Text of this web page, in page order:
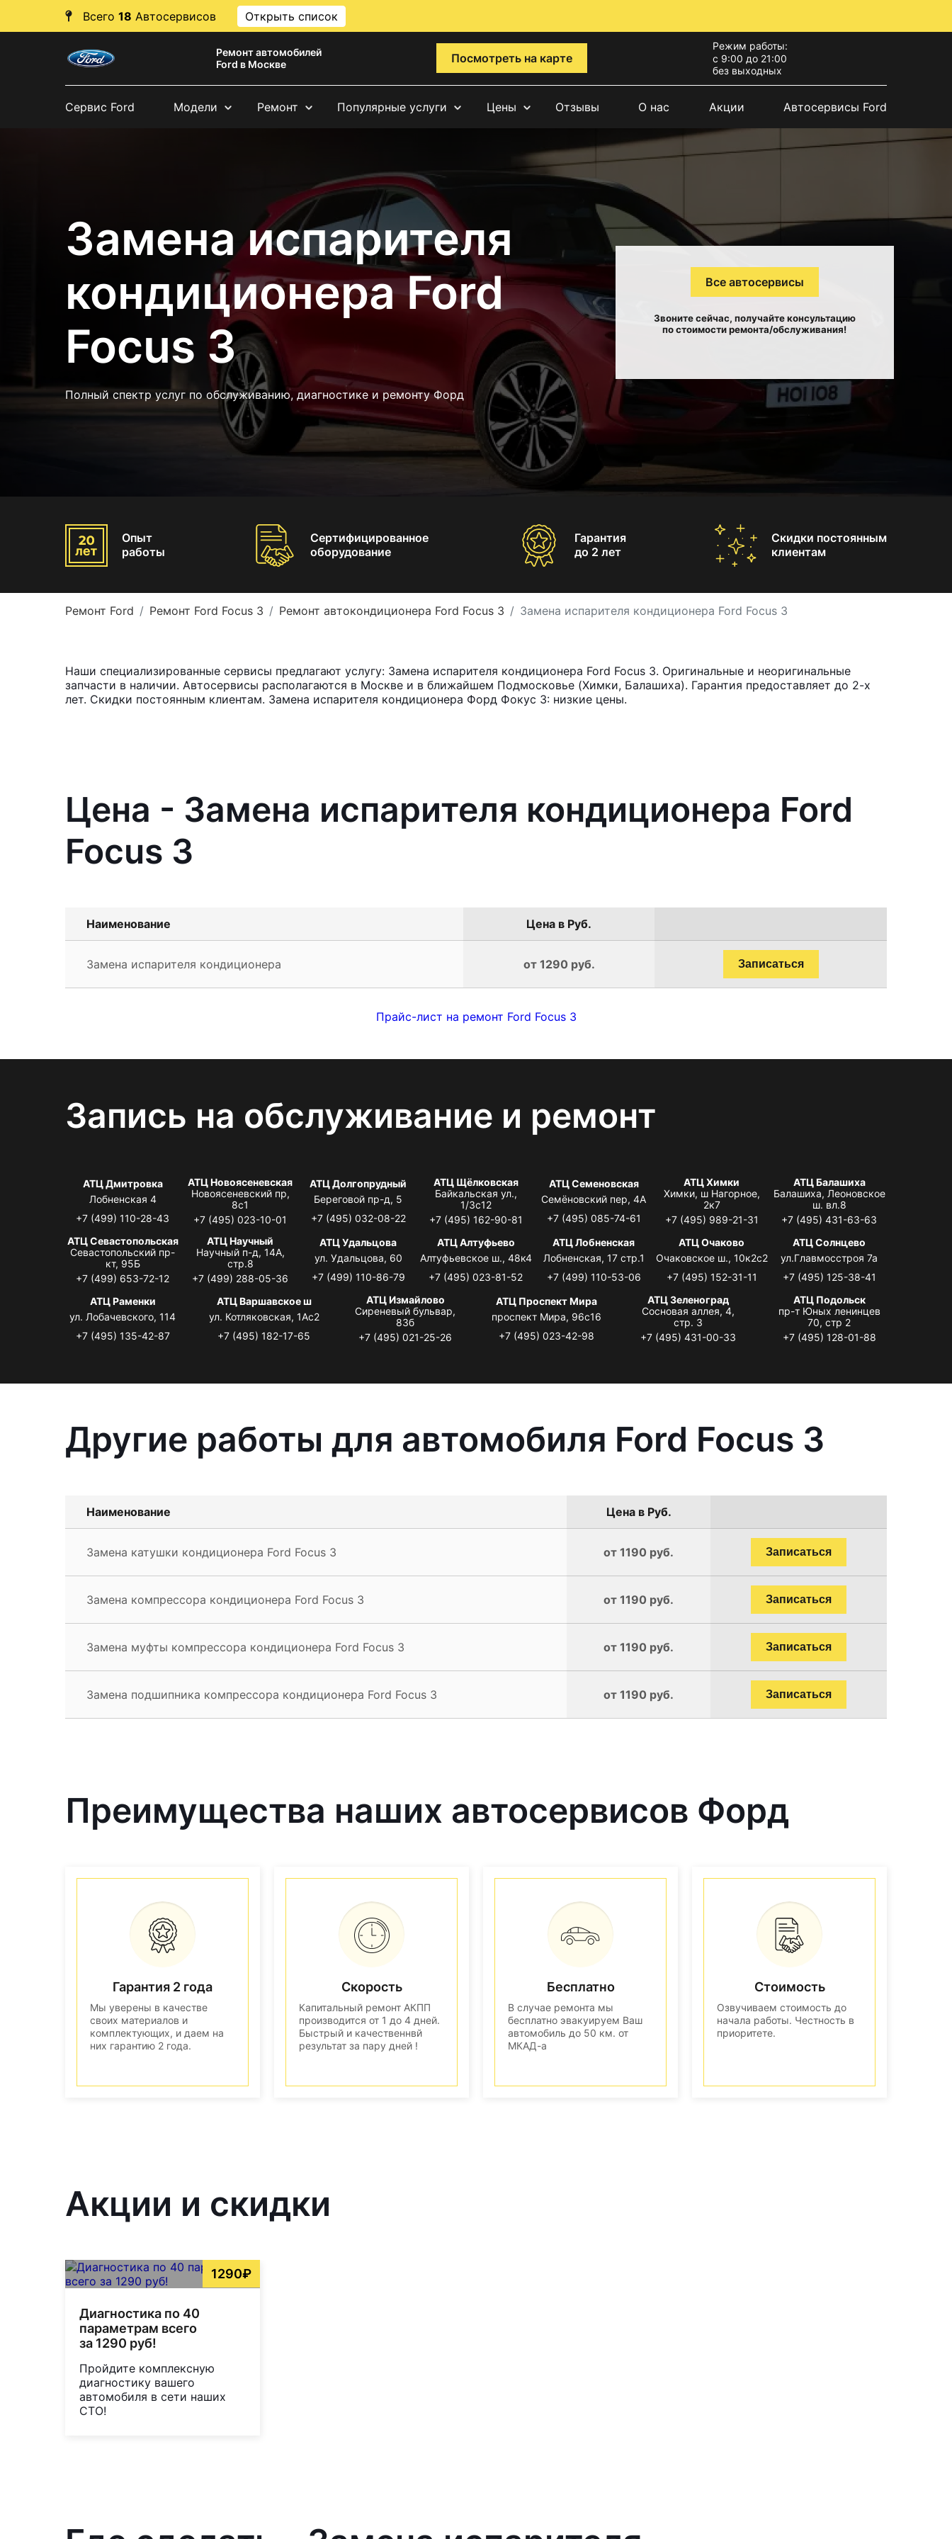
Всего 18 Автосервисов Открыть список
Ремонт автомобилей
Ford в Москве
Посмотреть на карте
Режим работы:
с 9:00 до 21:00
без выходных
Сервис Ford Модели Ремонт Популярные услуги Цены Отзывы О нас Акции Автосервисы Ford
Замена испарителя
кондиционера Ford
Focus 3
Полный спектр услуг по обслуживанию, диагностике и ремонту Форд
Все автосервисы
Звоните сейчас, получайте консультацию
по стоимости ремонта/обслуживания!
Опыт
работы
Сертифицированное
оборудование
Гарантия
до 2 лет
Скидки постоянным
клиентам
Ремонт Ford Ремонт Ford Focus 3 Ремонт автокондиционера Ford Focus 3 Замена испарителя кондиционера Ford Focus 3
Наши специализированные сервисы предлагают услугу: Замена испарителя кондиционера Ford Focus 3. Оригинальные и неоригинальные
запчасти в наличии. Автосервисы располагаются в Москве и в ближайшем Подмосковье (Химки, Балашиха). Гарантия предоставляет до 2-х
лет. Скидки постоянным клиентам. Замена испарителя кондиционера Форд Фокус 3: низкие цены.
Цена - Замена испарителя кондиционера Ford
Focus 3
Наименование Цена в Руб.
Замена испарителя кондиционера от 1290 руб. Записаться
Прайс-лист на ремонт Ford Focus 3
Запись на обслуживание и ремонт
АТЦ Дмитровка
Лобненская 4
+7 (499) 110-28-43
АТЦ Новоясеневская
Новоясеневский пр,
8с1
+7 (495) 023-10-01
АТЦ Долгопрудный
Береговой пр-д, 5
+7 (495) 032-08-22
АТЦ Щёлковская
Байкальская ул.,
1/3с12
+7 (495) 162-90-81
АТЦ Семеновская
Семёновский пер, 4А
+7 (495) 085-74-61
АТЦ Химки
Химки, ш Нагорное,
2к7
+7 (495) 989-21-31
АТЦ Балашиха
Балашиха, Леоновское
ш. вл.8
+7 (495) 431-63-63
АТЦ Севастопольская
Севастопольский пр-
кт, 95Б
+7 (499) 653-72-12
АТЦ Научный
Научный п-д, 14А,
стр.8
+7 (499) 288-05-36
АТЦ Удальцова
ул. Удальцова, 60
+7 (499) 110-86-79
АТЦ Алтуфьево
Алтуфьевское ш., 48к4
+7 (495) 023-81-52
АТЦ Лобненская
Лобненская, 17 стр.1
+7 (499) 110-53-06
АТЦ Очаково
Очаковское ш., 10к2с2
+7 (495) 152-31-11
АТЦ Солнцево
ул.Главмосстроя 7а
+7 (495) 125-38-41
АТЦ Раменки
ул. Лобачевского, 114
+7 (495) 135-42-87
АТЦ Варшавское ш
ул. Котляковская, 1Ас2
+7 (495) 182-17-65
АТЦ Измайлово
Сиреневый бульвар,
83б
+7 (495) 021-25-26
АТЦ Проспект Мира
проспект Мира, 96с16
+7 (495) 023-42-98
АТЦ Зеленоград
Сосновая аллея, 4,
стр. 3
+7 (495) 431-00-33
АТЦ Подольск
пр-т Юных ленинцев
70, стр 2
+7 (495) 128-01-88
Другие работы для автомобиля Ford Focus 3
Наименование Цена в Руб.
Замена катушки кондиционера Ford Focus 3 от 1190 руб. Записаться
Замена компрессора кондиционера Ford Focus 3 от 1190 руб. Записаться
Замена муфты компрессора кондиционера Ford Focus 3 от 1190 руб. Записаться
Замена подшипника компрессора кондиционера Ford Focus 3 от 1190 руб. Записаться
Преимущества наших автосервисов Форд
Гарантия 2 года
Мы уверены в качестве
своих материалов и
комплектующих, и даем на
них гарантию 2 года.
Скорость
Капитальный ремонт АКПП
производится от 1 до 4 дней.
Быстрый и качественнвй
результат за пару дней !
Бесплатно
В случае ремонта мы
бесплатно эвакуируем Ваш
автомобиль до 50 км. от
МКАД-а
Стоимость
Озвучиваем стоимость до
начала работы. Честность в
приоритете.
Акции и скидки
1290₽
Диагностика по 40
параметрам всего
за 1290 руб!
Пройдите комплексную
диагностику вашего
автомобиля в сети наших
СТО!